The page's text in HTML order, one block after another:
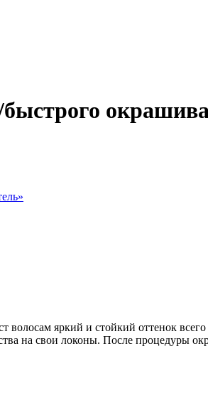
»
яркий и стойкий оттенок
на свои локоны. После